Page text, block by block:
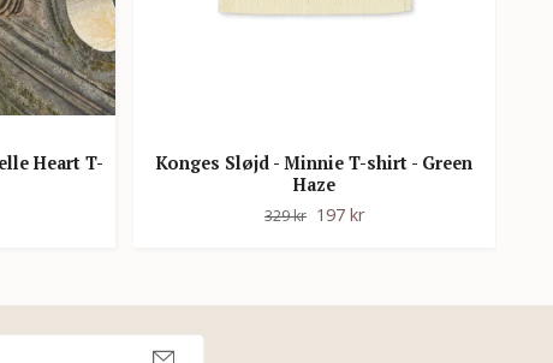
Heart T-
Konges Sløjd - Minnie T-shirt - Green
Haze
329 kr 197 kr